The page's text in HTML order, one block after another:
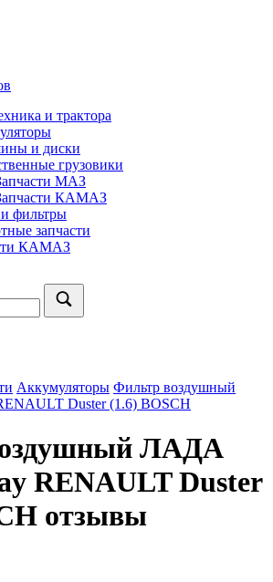
и трактора
и диски
грузовики
МАЗ
КАМАЗ
фильтры
запчасти
КАМАЗ
Аккумуляторы Фильтр воздушный
Duster (1.6) BOSCH
ЛАДА
RENAULT Duster
отзывы